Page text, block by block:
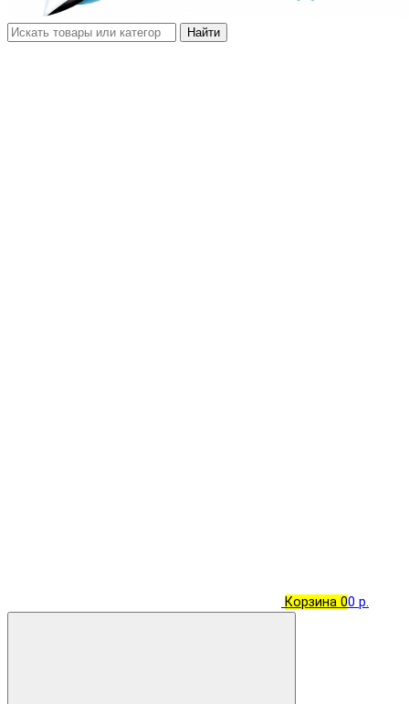
Найти
Корзина 00 р.